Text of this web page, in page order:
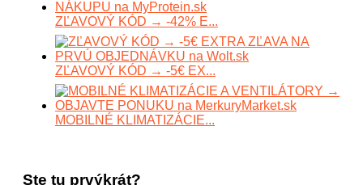
ZĽAVOVÝ KÓD → -42% E...
ZĽAVOVÝ KÓD → -5€ EX...
MOBILNÉ KLIMATIZÁCIE...
Ste tu prvýkrát?